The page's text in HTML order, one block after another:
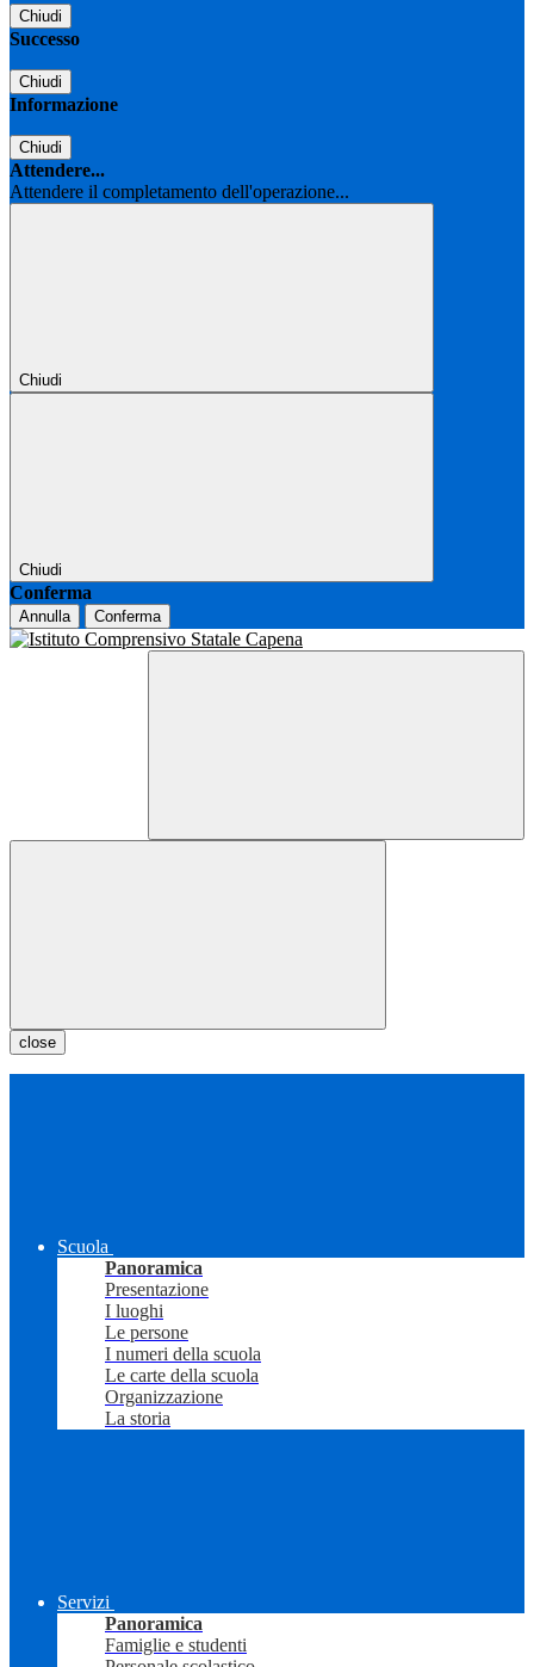
Chiudi
Successo
Chiudi
Informazione
Chiudi
Attendere...
Attendere il completamento dell'operazione...
Chiudi
Chiudi
Conferma
Annulla Conferma
close
Scuola
Panoramica
Presentazione
I luoghi
Le persone
I numeri della scuola
Le carte della scuola
Organizzazione
La storia
Servizi
Panoramica
Famiglie e studenti